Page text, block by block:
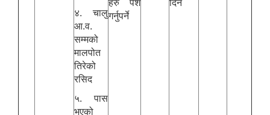
४. चालु
आ.व.
सम्मको
मालपोत
तिरेको
रसिद
५. पास
भएको
हरु पेश
गर्नुपर्ने
दिन